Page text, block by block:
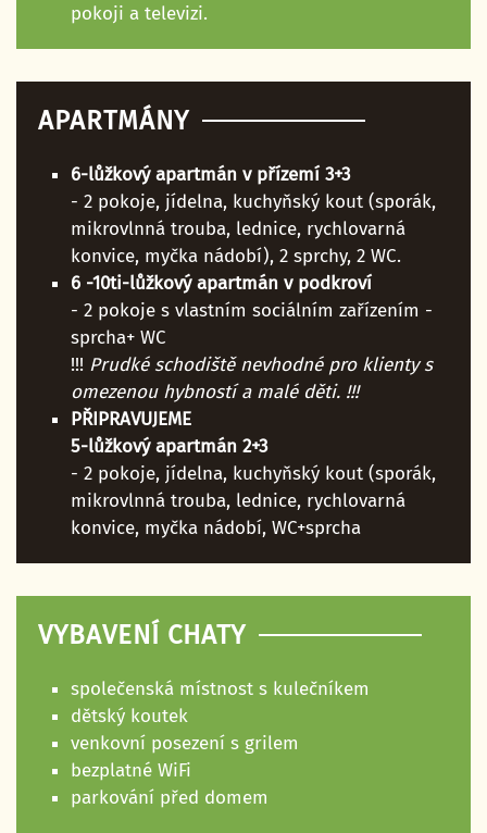
pokoji a televizi.
APARTMÁNY
6-lůžkový apartmán v přízemí 3+3
- 2 pokoje, jídelna, kuchyňský kout (sporák,
mikrovlnná trouba, lednice, rychlovarná
konvice, myčka nádobí), 2 sprchy, 2 WC.
6 -10ti-lůžkový apartmán v podkroví
- 2 pokoje s vlastním sociálním zařízením -
sprcha+ WC
!!! Prudké schodiště nevhodné pro klienty s
omezenou hybností a malé děti. !!!
PŘIPRAVUJEME
5-lůžkový apartmán 2+3
- 2 pokoje, jídelna, kuchyňský kout (sporák,
mikrovlnná trouba, lednice, rychlovarná
konvice, myčka nádobí, WC+sprcha
VYBAVENÍ CHATY
společenská místnost s kulečníkem
dětský koutek
venkovní posezení s grilem
bezplatné WiFi
parkování před domem